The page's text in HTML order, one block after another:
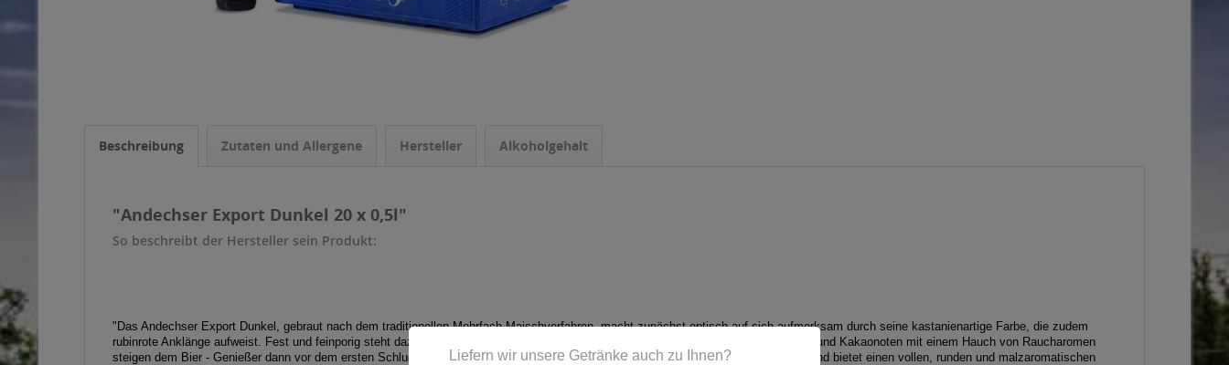
Beschreibung Zutaten und Allergene Hersteller Alkoholgehalt
"Andechser Export Dunkel 20 x 0,5l"
So beschreibt der Hersteller sein Produkt:
"Das Andechser Export Dunkel, gebraut nach dem traditionellen Mehrfach-Maischverfahren, macht zunächst optisch auf sich aufmerksam durch seine kastanienartige Farbe, die zudem
rubinrote Anklänge aufweist. Fest und feinporig steht dazu der Schaum im Glas. Weiche Dunkelmalzaromen, begleitet von Karamell- und Kakaonoten mit einem Hauch von Raucharomen
steigen dem Bier - Genießer dann vor dem ersten Schluck in die Nase. Angenehm spritzig trinkt sich das Andechser Export Dunkel und bietet einen vollen, runden und malzaromatischen